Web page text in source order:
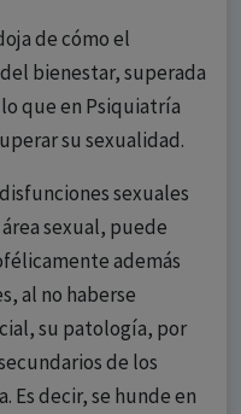
de cómo el
bienestar, superada
que en Psiquiatría
su sexualidad.
sexuales
sexual, puede
además
al no haberse
su patología, por
de los
Es decir, se hunde en